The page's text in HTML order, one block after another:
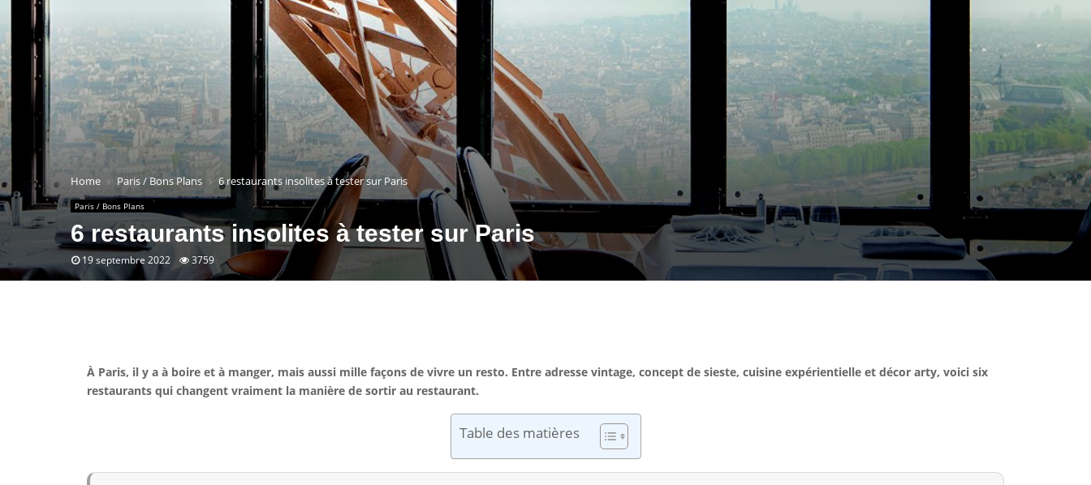
Home Paris / Bons Plans 6 restaurants insolites à tester sur Paris
Paris / Bons Plans
6 restaurants insolites à tester sur Paris
19 septembre 2022 3759
À Paris, il y a à boire et à manger, mais aussi mille façons de vivre un resto. Entre adresse vintage, concept de sieste, cuisine expérientielle et décor arty, voici six
restaurants qui changent vraiment la manière de sortir au restaurant.
Table des matières